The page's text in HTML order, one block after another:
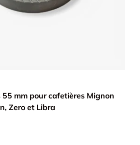
mm pour cafetières Mignon
Zero et Libra